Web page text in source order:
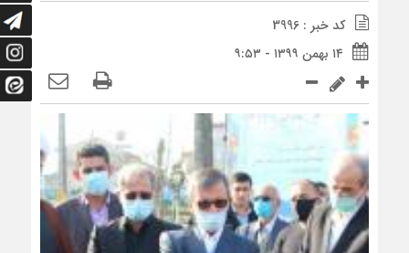
کد خبر : 3996
۱۴ بهمن ۱۳۹۹ - ۹:۵۳